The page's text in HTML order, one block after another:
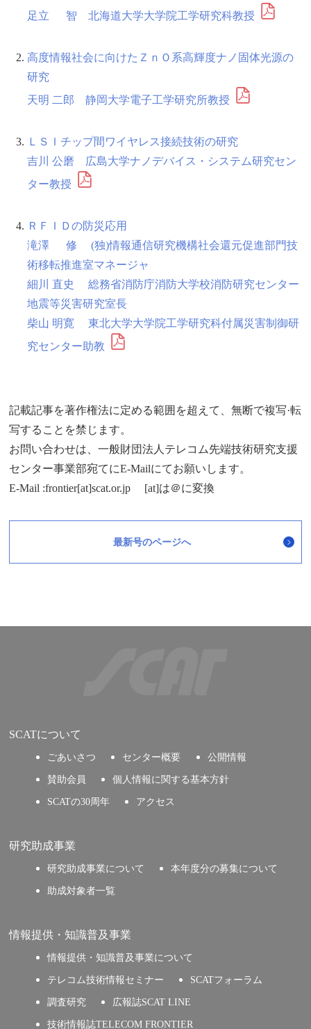
足立 智 北海道大学大学院工学研究科教授
高度情報社会に向けたＺｎＯ系高輝度ナノ固体光源の
研究
天明 二郎 静岡大学電子工学研究所教授
ＬＳＩチップ間ワイヤレス接続技術の研究
吉川 公磨 広島大学ナノデバイス・システム研究セン
ター教授
ＲＦＩＤの防災応用
滝澤 修 (独)情報通信研究機構社会還元促進部門技
術移転推進室マネージャ
細川 直史 総務省消防庁消防大学校消防研究センター
地震等災害研究室長
柴山 明寛 東北大学大学院工学研究科付属災害制御研
究センター助教
記載記事を著作権法に定める範囲を超えて、無断で複写·転
写することを禁じます。
お問い合わせは、一般財団法人テレコム先端技術研究支援
センター事業部宛てにE-Mailにてお願いします。
E-Mail :frontier[at]scat.or.jp [at]は＠に変換
最新号のページへ
SCATについて
ごあいさつ センター概要
公開情報
賛助会員
個人情報に関する基本方針
SCATの30周年
アクセス
研究助成事業
研究助成事業について
本年度分の募集について
助成対象者一覧
情報提供・知識普及事業
情報提供・知識普及事業について
テレコム技術情報セミナー
SCATフォーラム
調査研究
広報誌SCAT LINE
技術情報誌TELECOM FRONTIER